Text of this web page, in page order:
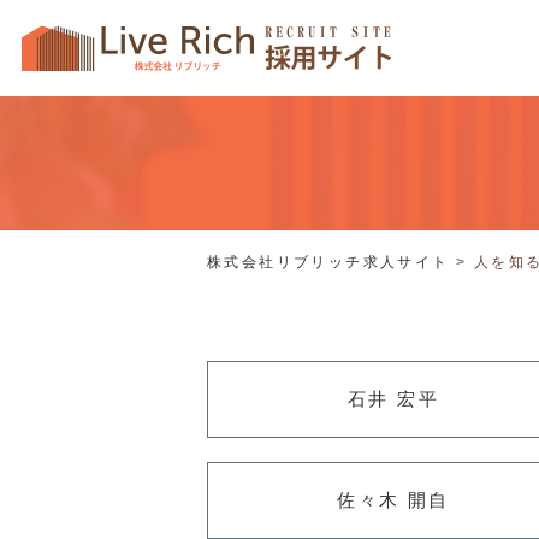
株式会社リブリッチ求人サイト > 人を知
石井 宏平
佐々木 開自